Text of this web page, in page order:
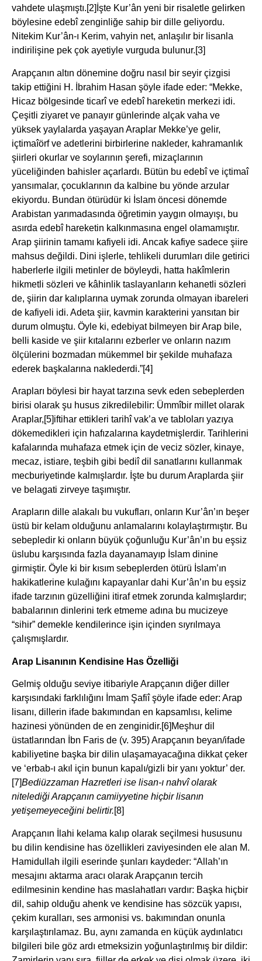
vahdete ulaşmıştı.[2]İşte Kur’ân yeni bir risaletle gelirken
böylesine edebî zenginliğe sahip bir dille geliyordu.
Nitekim Kur’ân-ı Kerim, vahyin net, anlaşılır bir lisanla
indirilişine pek çok ayetiyle vurguda bulunur.[3]
Arapçanın altın dönemine doğru nasıl bir seyir çizgisi
takip ettiğini H. İbrahim Hasan şöyle ifade eder: “Mekke,
Hicaz bölgesinde ticarî ve edebî hareketin merkezi idi.
Çeşitli ziyaret ve panayır günlerinde alçak vaha ve
yüksek yaylalarda yaşayan Araplar Mekke’ye gelir,
içtimaîörf ve adetlerini birbirlerine nakleder, kahramanlık
şiirleri okurlar ve soylarının şerefi, mizaçlarının
yüceliğinden bahisler açarlardı. Bütün bu edebî ve içtimaî
yansımalar, çocuklarının da kalbine bu yönde arzular
ekiyordu. Bundan ötürüdür ki İslam öncesi dönemde
Arabistan yarımadasında öğretimin yaygın olmayışı, bu
asırda edebî hareketin kalkınmasına engel olamamıştır.
Arap şiirinin tamamı kafiyeli idi. Ancak kafiye sadece şiire
mahsus değildi. Dini işlerle, tehlikeli durumları dile getirici
haberlerle ilgili metinler de böyleydi, hatta hakîmlerin
hikmetli sözleri ve kâhinlik taslayanların kehanetli sözleri
de, şiirin dar kalıplarına uymak zorunda olmayan ibareleri
de kafiyeli idi. Adeta şiir, kavmin karakterini yansıtan bir
durum olmuştu. Öyle ki, edebiyat bilmeyen bir Arap bile,
belli kaside ve şiir kıtalarını ezberler ve onların nazım
ölçülerini bozmadan mükemmel bir şekilde muhafaza
ederek başkalarına naklederdi.”[4]
Arapları böylesi bir hayat tarzına sevk eden sebeplerden
birisi olarak şu husus zikredilebilir: Ümmîbir millet olarak
Araplar,[5]iftihar ettikleri tarihî vak’a ve tabloları yazıya
dökemedikleri için hafızalarına kaydetmişlerdir. Tarihlerini
kafalarında muhafaza etmek için de veciz sözler, kinaye,
mecaz, istiare, teşbih gibi bediî dil sanatlarını kullanmak
mecburiyetinde kalmışlardır. İşte bu durum Araplarda şiir
ve belagati zirveye taşımıştır.
Arapların dille alakalı bu vukufları, onların Kur’ân’ın beşer
üstü bir kelam olduğunu anlamalarını kolaylaştırmıştır. Bu
sebepledir ki onların büyük çoğunluğu Kur’ân’ın bu eşsiz
üslubu karşısında fazla dayanamayıp İslam dinine
girmiştir. Öyle ki bir kısım sebeplerden ötürü İslam’ın
hakikatlerine kulağını kapayanlar dahi Kur’ân’ın bu eşsiz
ifade tarzının güzelliğini itiraf etmek zorunda kalmışlardır;
babalarının dinlerini terk etmeme adına bu mucizeye
“sihir” demekle kendilerince işin içinden sıyrılmaya
çalışmışlardır.
Arap Lisanının Kendisine Has Özelliği
Gelmiş olduğu seviye itibariyle Arapçanın diğer diller
karşısındaki farklılığını İmam Şafiî şöyle ifade eder: Arap
lisanı, dillerin ifade bakımından en kapsamlısı, kelime
hazinesi yönünden de en zenginidir.[6]Meşhur dil
üstatlarından İbn Faris de (v. 395) Arapçanın beyan/ifade
kabiliyetine başka bir dilin ulaşamayacağına dikkat çeker
ve ‘erbab-ı akıl için bunun kapalı/gizli bir yanı yoktur’ der.
[7]Bediüzzaman Hazretleri ise lisan-ı nahvî olarak
nitelediği Arapçanın camiiyyetine hiçbir lisanın
yetişemeyeceğini belirtir.[8]
Arapçanın İlahi kelama kalıp olarak seçilmesi hususunu
bu dilin kendisine has özellikleri zaviyesinden ele alan M.
Hamidullah ilgili eserinde şunları kaydeder: “Allah’ın
mesajını aktarma aracı olarak Arapçanın tercih
edilmesinin kendine has maslahatları vardır: Başka hiçbir
dil, sahip olduğu ahenk ve kendisine has sözcük yapısı,
çekim kuralları, ses armonisi vs. bakımından onunla
karşılaştırılamaz. Bu, aynı zamanda en küçük aydınlatıcı
bilgileri bile göz ardı etmeksizin yoğunlaştırılmış bir dildir: